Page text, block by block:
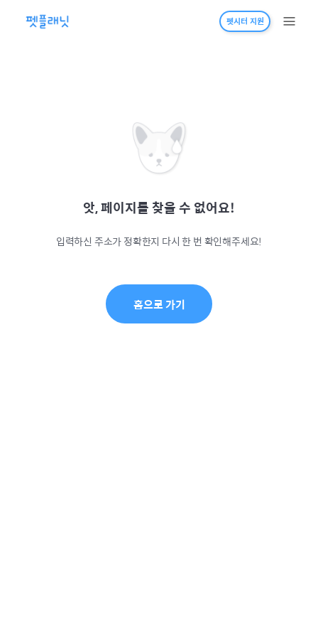
펫시터 지원
앗, 페이지를 찾을 수 없어요!
입력하신 주소가 정확한지 다시 한 번 확인해주세요!
홈으로 가기